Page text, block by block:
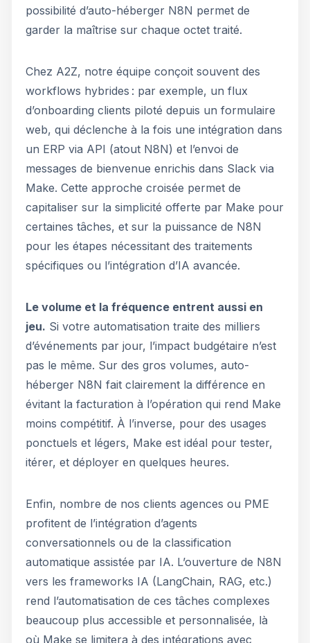
possibilité d’auto-héberger N8N permet de
garder la maîtrise sur chaque octet traité.
Chez A2Z, notre équipe conçoit souvent des
workflows hybrides : par exemple, un flux
d’onboarding clients piloté depuis un formulaire
web, qui déclenche à la fois une intégration dans
un ERP via API (atout N8N) et l’envoi de
messages de bienvenue enrichis dans Slack via
Make. Cette approche croisée permet de
capitaliser sur la simplicité offerte par Make pour
certaines tâches, et sur la puissance de N8N
pour les étapes nécessitant des traitements
spécifiques ou l’intégration d’IA avancée.
Le volume et la fréquence entrent aussi en
jeu. Si votre automatisation traite des milliers
d’événements par jour, l’impact budgétaire n’est
pas le même. Sur des gros volumes, auto-
héberger N8N fait clairement la différence en
évitant la facturation à l’opération qui rend Make
moins compétitif. À l’inverse, pour des usages
ponctuels et légers, Make est idéal pour tester,
itérer, et déployer en quelques heures.
Enfin, nombre de nos clients agences ou PME
profitent de l’intégration d’agents
conversationnels ou de la classification
automatique assistée par IA. L’ouverture de N8N
vers les frameworks IA (LangChain, RAG, etc.)
rend l’automatisation de ces tâches complexes
beaucoup plus accessible et personnalisée, là
où Make se limitera à des intégrations avec